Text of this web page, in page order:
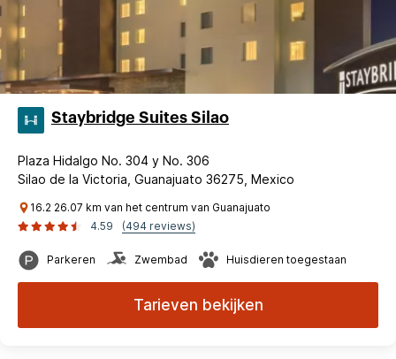
Staybridge Suites Silao
Plaza Hidalgo No. 304 y No. 306
Silao de la Victoria, Guanajuato 36275, Mexico
16.2 26.07 km van het centrum van Guanajuato
4.59
(494 reviews)
Parkeren Zwembad Huisdieren toegestaan
Tarieven bekijken